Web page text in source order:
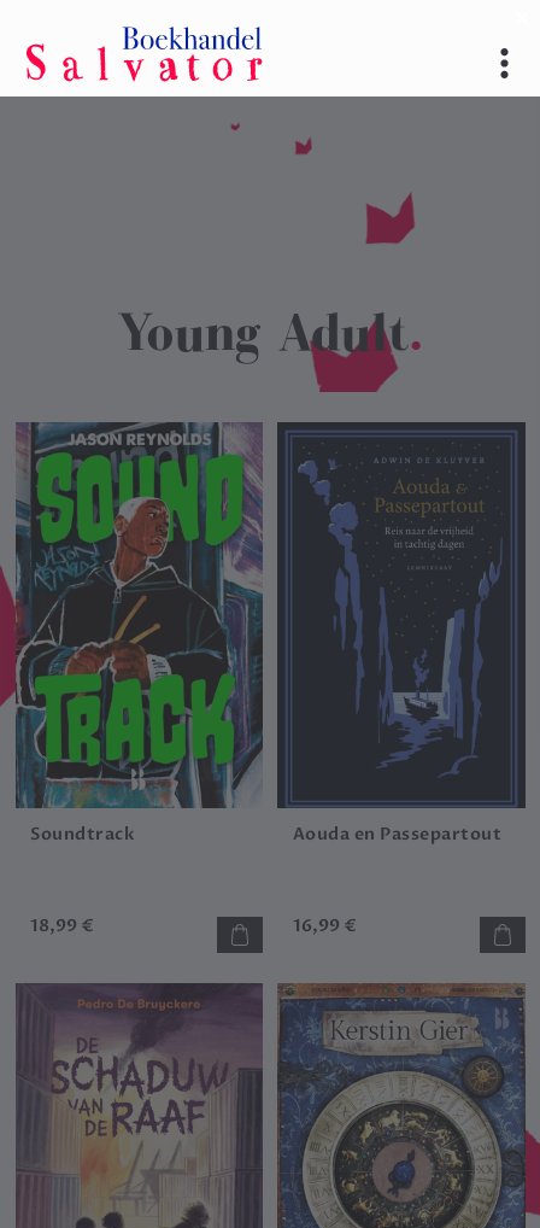
Young Adult
Soundtrack
18,99 €
Aouda en Passepartout
16,99 €